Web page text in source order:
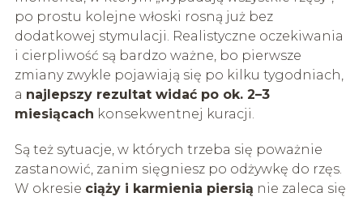
po prostu kolejne włoski rosną już bez
dodatkowej stymulacji. Realistyczne oczekiwania
i cierpliwość są bardzo ważne, bo pierwsze
zmiany zwykle pojawiają się po kilku tygodniach,
a najlepszy rezultat widać po ok. 2–3
miesiącach konsekwentnej kuracji.
Są też sytuacje, w których trzeba się poważnie
zastanowić, zanim sięgniesz po odżywkę do rzęs.
W okresie ciąży i karmienia piersią nie zaleca się